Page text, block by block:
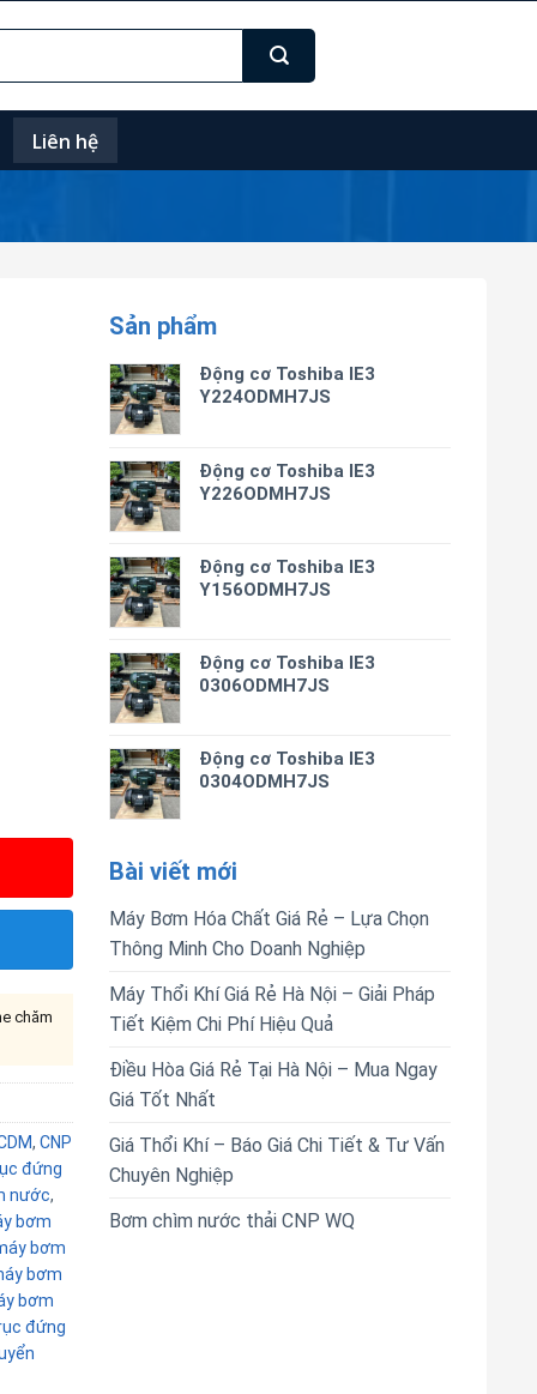
Liên hệ
Sản phẩm
Động cơ Toshiba IE3
Y224ODMH7JS
Động cơ Toshiba IE3
Y226ODMH7JS
Động cơ Toshiba IE3
Y156ODMH7JS
Động cơ Toshiba IE3
0306ODMH7JS
Động cơ Toshiba IE3
0304ODMH7JS
Bài viết mới
Máy Bơm Hóa Chất Giá Rẻ – Lựa Chọn
Thông Minh Cho Doanh Nghiệp
Máy Thổi Khí Giá Rẻ Hà Nội – Giải Pháp
Tiết Kiệm Chi Phí Hiệu Quả
Điều Hòa Giá Rẻ Tại Hà Nội – Mua Ngay
Giá Tốt Nhất
Giá Thổi Khí – Báo Giá Chi Tiết & Tư Vấn
Chuyên Nghiệp
Bơm chìm nước thải CNP WQ
chăm
, CNP
đứng
nước,
bơm
bơm
bơm
bơm
đứng